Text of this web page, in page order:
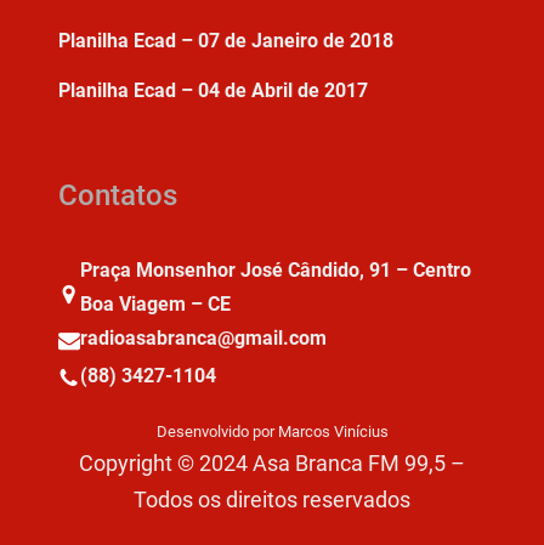
Planilha Ecad – 07 de Janeiro de 2018
Planilha Ecad – 04 de Abril de 2017
Contatos
Praça Monsenhor José Cândido, 91 – Centro
Boa Viagem – CE
radioasabranca@gmail.com
(88) 3427-1104
Desenvolvido por Marcos Vinícius
Copyright © 2024 Asa Branca FM 99,5 –
Todos os direitos reservados